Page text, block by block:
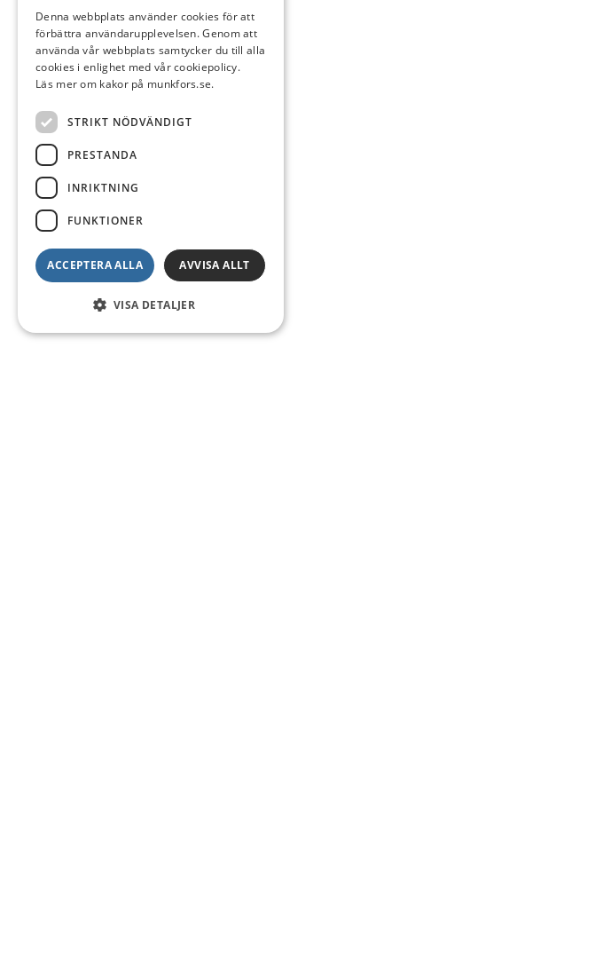
Denna webbplats använder cookies för att
förbättra användarupplevelsen. Genom att
använda vår webbplats samtycker du till alla
cookies i enlighet med vår cookiepolicy.
Läs mer om kakor på munkfors.se.
STRIKT NÖDVÄNDIGT
PRESTANDA
INRIKTNING
FUNKTIONER
ACCEPTERA ALLA AVVISA ALLT
VISA DETALJER